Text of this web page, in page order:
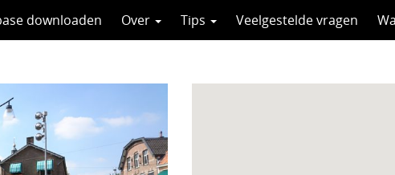
downloaden Over Tips Veelgestelde vragen